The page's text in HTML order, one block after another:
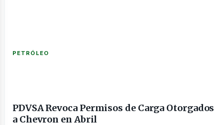
PETRÓLEO
PDVSA Revoca Permisos de Carga Otorgados
a Chevron en Abril